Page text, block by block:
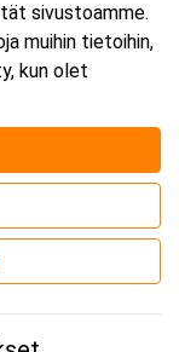
sivustoamme.
muihin tietoihin,
kun olet